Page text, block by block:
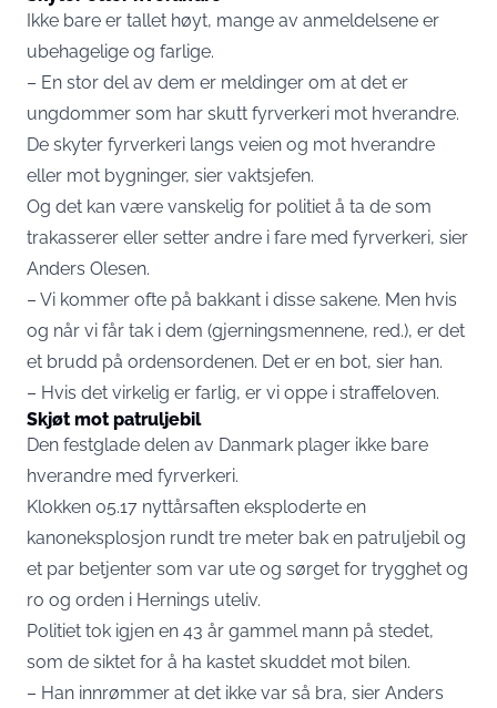
Ikke bare er tallet høyt, mange av anmeldelsene er
ubehagelige og farlige.
– En stor del av dem er meldinger om at det er
ungdommer som har skutt fyrverkeri mot hverandre.
De skyter fyrverkeri langs veien og mot hverandre
eller mot bygninger, sier vaktsjefen.
Og det kan være vanskelig for politiet å ta de som
trakasserer eller setter andre i fare med fyrverkeri, sier
Anders Olesen.
– Vi kommer ofte på bakkant i disse sakene. Men hvis
og når vi får tak i dem (gjerningsmennene, red.), er det
et brudd på ordensordenen. Det er en bot, sier han.
– Hvis det virkelig er farlig, er vi oppe i straffeloven.
Skjøt mot patruljebil
Den festglade delen av Danmark plager ikke bare
hverandre med fyrverkeri.
Klokken 05.17 nyttårsaften eksploderte en
kanoneksplosjon rundt tre meter bak en patruljebil og
et par betjenter som var ute og sørget for trygghet og
ro og orden i Hernings uteliv.
Politiet tok igjen en 43 år gammel mann på stedet,
som de siktet for å ha kastet skuddet mot bilen.
– Han innrømmer at det ikke var så bra, sier Anders